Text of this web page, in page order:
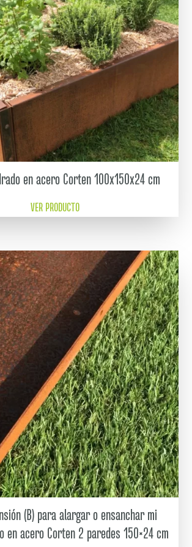
en acero Corten 100x150x24 cm
VER PRODUCTO
(B) para alargar o ensanchar mi
en acero Corten 2 paredes 150×24 cm